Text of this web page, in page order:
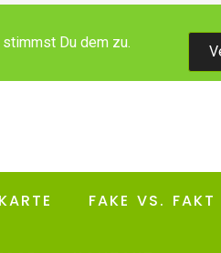
FAKE VS.
Du dem zu.